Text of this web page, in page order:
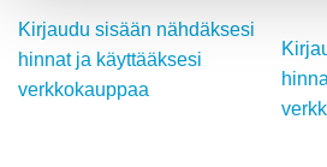
Kirjaudu sisään nähdäksesi
hinnat ja käyttääksesi
verkkokauppaa